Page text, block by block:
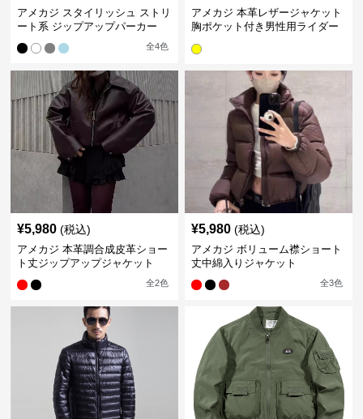
アメカジ スタイリッシュ ストリ
ート系 ジップアップパーカー
全4色
アメカジ 本革レザージャケット
胸ポケット付き男性用ライダー
¥5,980 (税込)
アメカジ 本革調合成皮革ショー
ト丈ジップアップジャケット
全2色
¥5,980 (税込)
アメカジ ボリューム襟ショート
丈中綿入りジャケット
全3色